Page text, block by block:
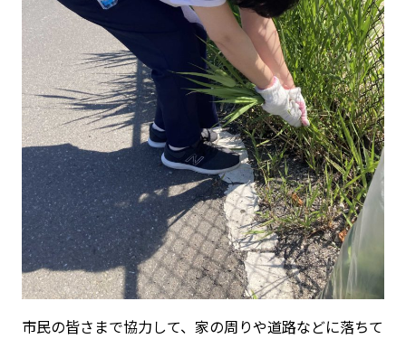
市民の皆さまで協力して、家の周りや道路などに落ちて